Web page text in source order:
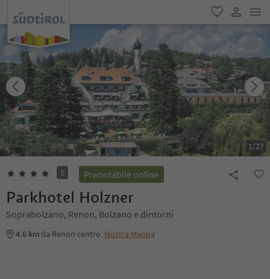
favoriti
user link
1/27
S Prenotabile online
Parkhotel Holzner
Soprabolzano, Renon, Bolzano e dintorni
4.6 km da Renon centro Mostra Mappa